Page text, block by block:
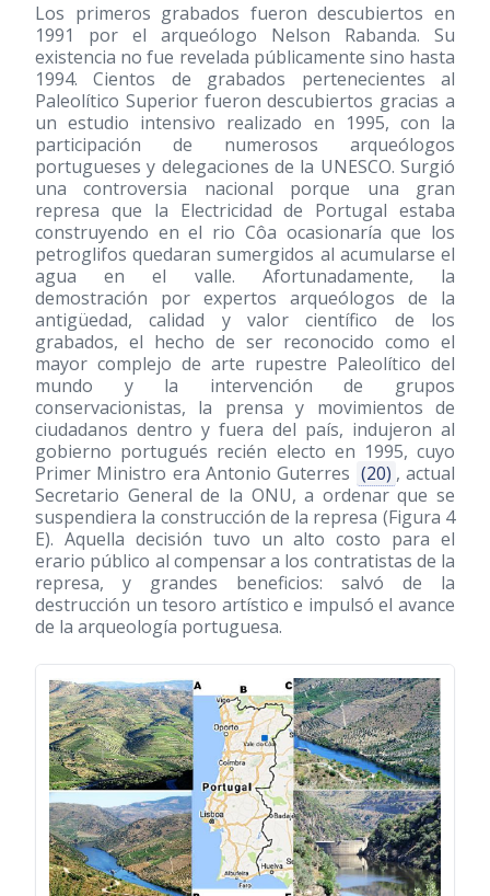
Los primeros grabados fueron descubiertos en
1991 por el arqueólogo Nelson Rabanda. Su
existencia no fue revelada públicamente sino hasta
1994. Cientos de grabados pertenecientes al
Paleolítico Superior fueron descubiertos gracias a
un estudio intensivo realizado en 1995, con la
participación de numerosos arqueólogos
portugueses y delegaciones de la UNESCO. Surgió
una controversia nacional porque una gran
represa que la Electricidad de Portugal estaba
construyendo en el rio Côa ocasionaría que los
petroglifos quedaran sumergidos al acumularse el
agua en el valle. Afortunadamente, la
demostración por expertos arqueólogos de la
antigüedad, calidad y valor científico de los
grabados, el hecho de ser reconocido como el
mayor complejo de arte rupestre Paleolítico del
mundo y la intervención de grupos
conservacionistas, la prensa y movimientos de
ciudadanos dentro y fuera del país, indujeron al
gobierno portugués recién electo en 1995, cuyo
Primer Ministro era Antonio Guterres (20) , actual
Secretario General de la ONU, a ordenar que se
suspendiera la construcción de la represa (Figura 4
E). Aquella decisión tuvo un alto costo para el
erario público al compensar a los contratistas de la
represa, y grandes beneficios: salvó de la
destrucción un tesoro artístico e impulsó el avance
de la arqueología portuguesa.